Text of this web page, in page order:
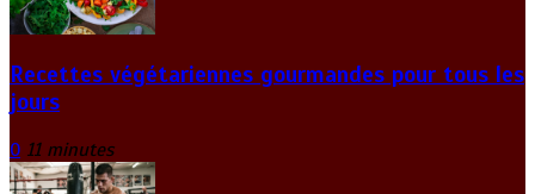
Recettes végétariennes gourmandes pour tous les
jours
0 11 minutes